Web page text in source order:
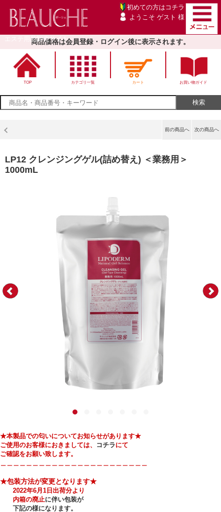
エステ用品卸売サイト
初めての方は コチラ
ようこそ ゲスト 様
商品価格は会員登録・ログイン後に表示されます。
TOP カテゴリ一覧 カート お買い物ガイド
次の商品へ
前の商品へ
LP12 クレンジングゲル(詰め替え) ＜業務用＞
1000mL
★本製品での匂いについてお知らせがあります★
ご使用のお客様におきましては、
コチラにて
ご確認をお願い致します。
★包装方法が変更となります★
2022年6月1日出荷分より
内箱の廃止に伴い包装が
下記の様になります。